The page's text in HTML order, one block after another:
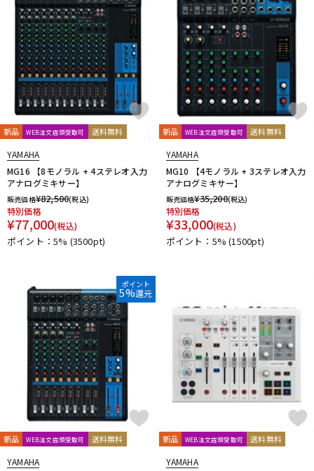
新品 WEB注文店頭受取可 送料無料
YAMAHA
MG16 【8モノラル + 4ステレオ入力
アナログミキサー】
販売価格¥82,500(税込)
特別価格
¥77,000(税込)
ポイント：5% (3500pt)
新品 WEB注文店頭受取可 送料無料
YAMAHA
MG10 【4モノラル + 3ステレオ入力
アナログミキサー】
販売価格¥35,200(税込)
特別価格
¥33,000(税込)
ポイント：5%(1500pt)
ポイント
5%還元
新品 WEB注文店頭受取可 送料無料
YAMAHA
新品 WEB注文店頭受取可 送料無料
YAMAHA